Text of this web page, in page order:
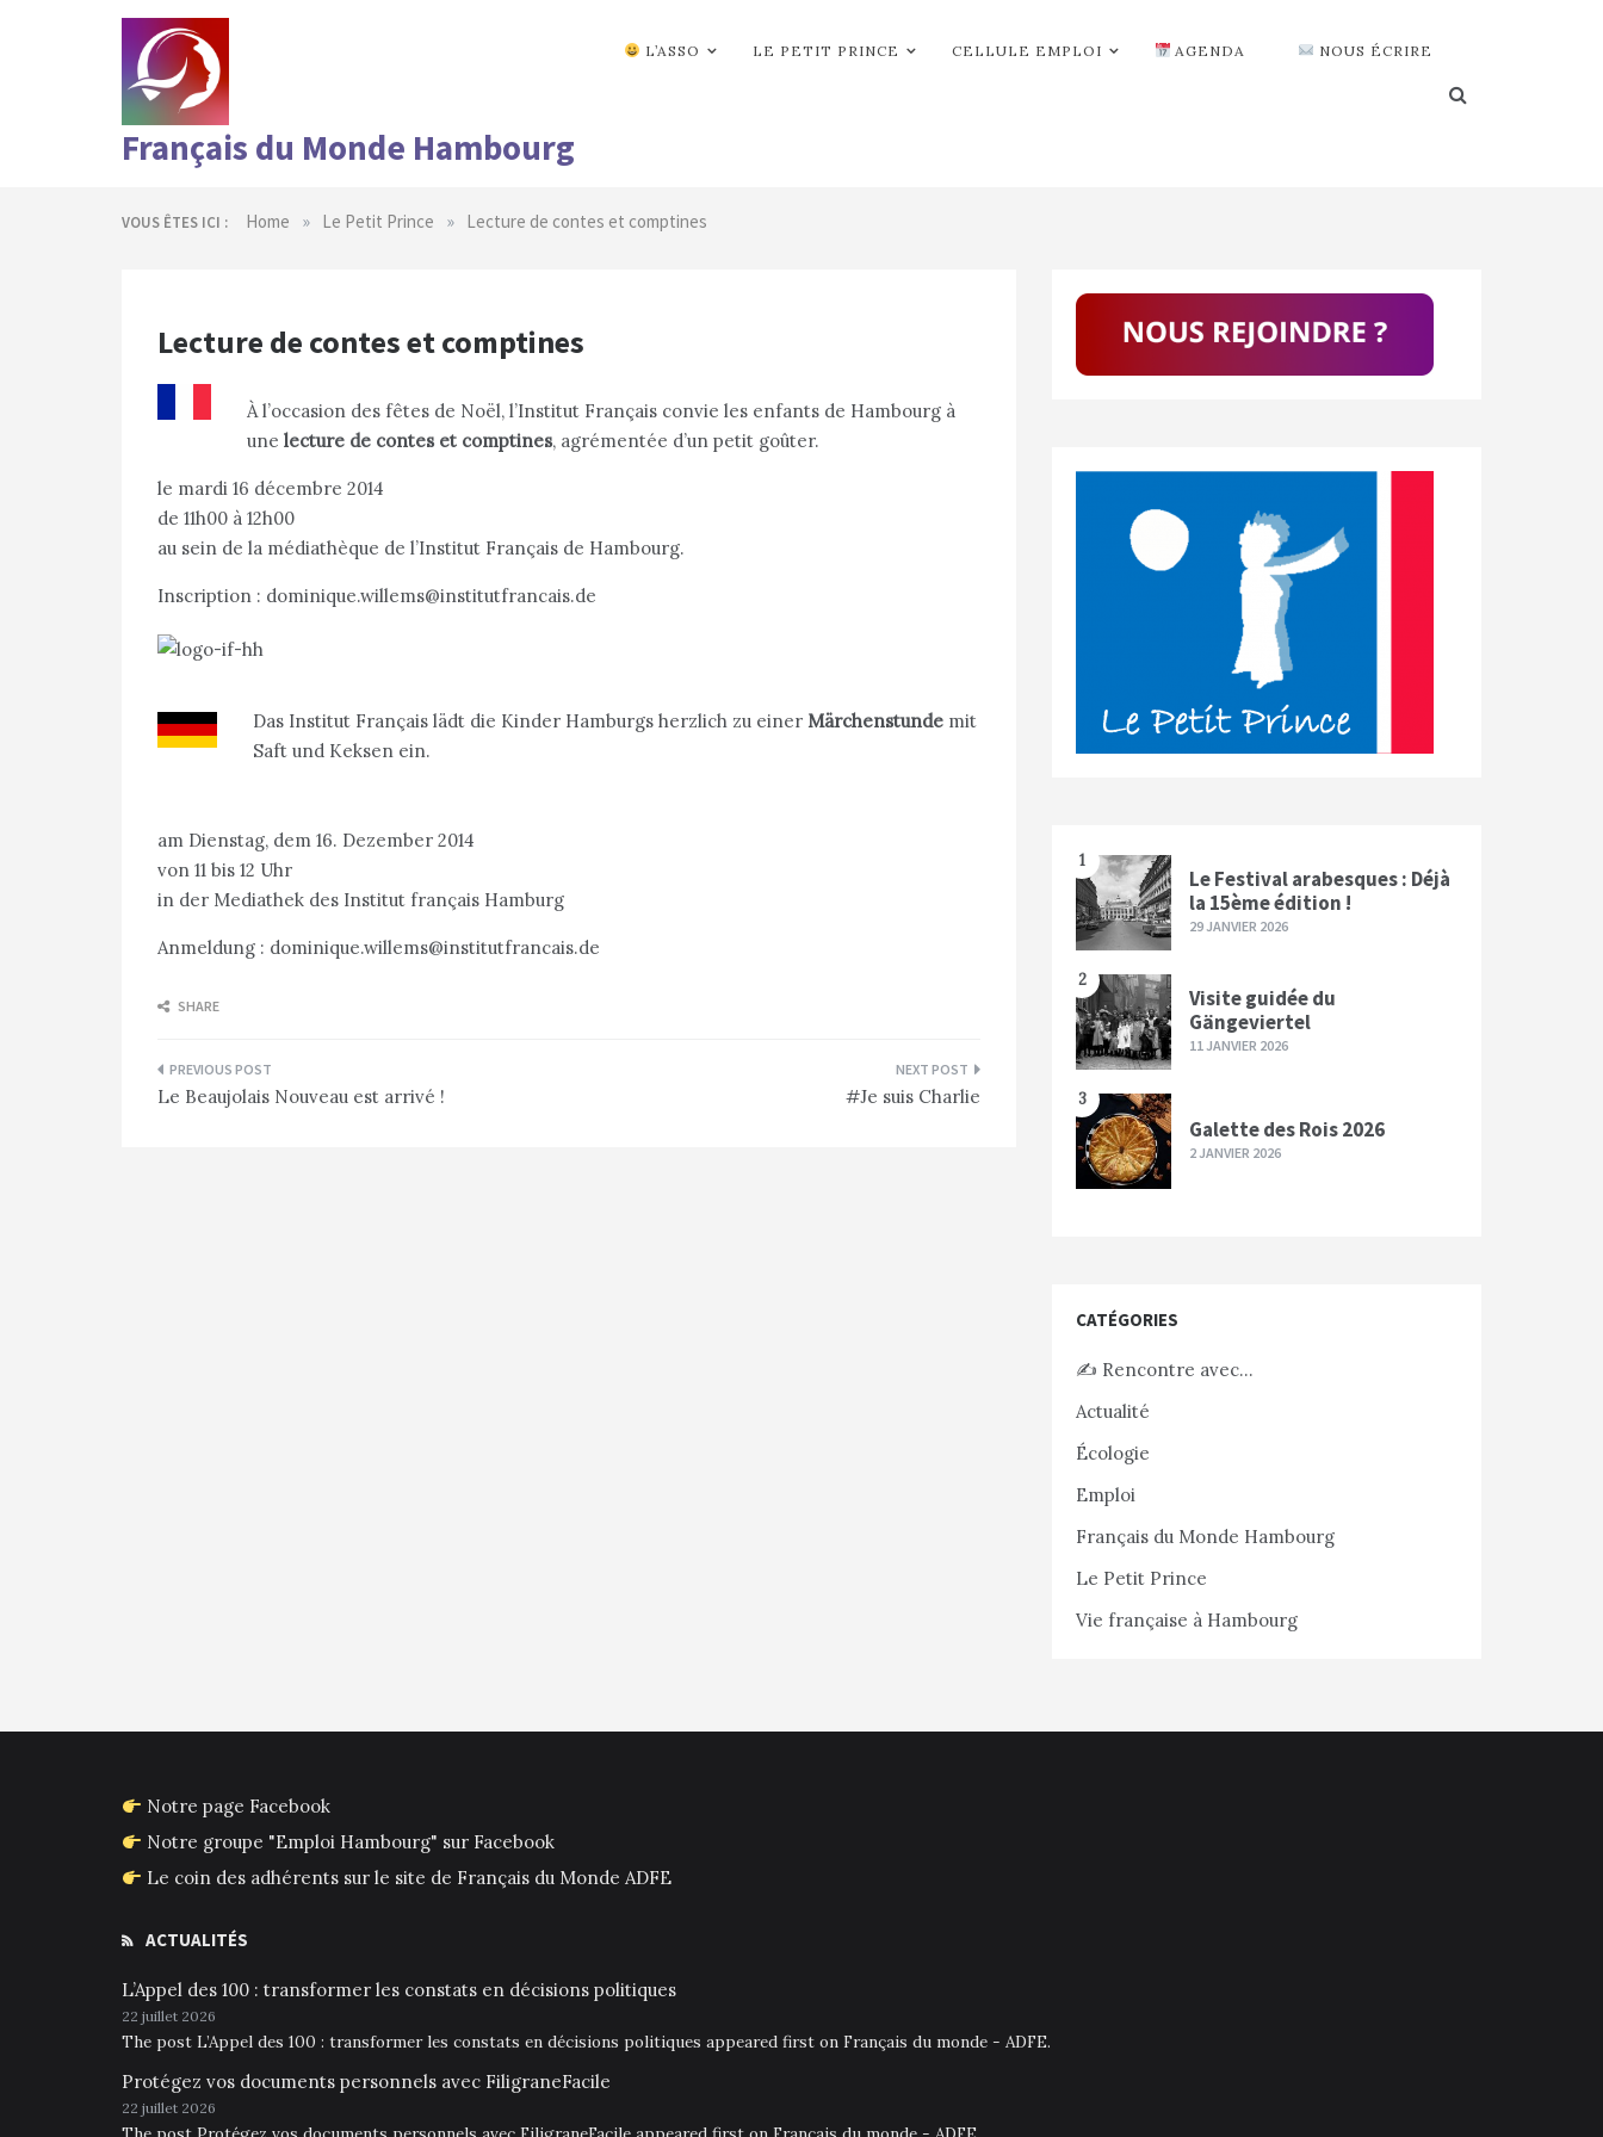
Français du Monde Hambourg
L’ASSO LE PETIT PRINCE CELLULE EMPLOI AGENDA NOUS ÉCRIRE
VOUS ÊTES ICI : Home » Le Petit Prince » Lecture de contes et comptines
Lecture de contes et comptines
À l’occasion des fêtes de Noël, l’Institut Français convie les enfants de Hambourg à
une lecture de contes et comptines, agrémentée d’un petit goûter.
le mardi 16 décembre 2014
de 11h00 à 12h00
au sein de la médiathèque de l’Institut Français de Hambourg.
Inscription : dominique.willems@institutfrancais.de
Das Institut Français lädt die Kinder Hamburgs herzlich zu einer Märchenstunde mit
Saft und Keksen ein.
am Dienstag, dem 16. Dezember 2014
von 11 bis 12 Uhr
in der Mediathek des Institut français Hamburg
Anmeldung : dominique.willems@institutfrancais.de
SHARE
Navigation
de
Le Beaujolais Nouveau est arrivé ! #Je suis Charlie
1
Le Festival arabesques : Déjà
la 15ème édition !
29 JANVIER 2026
2
Visite guidée du
Gängeviertel
11 JANVIER 2026
3
Galette des Rois 2026
2 JANVIER 2026
CATÉGORIES
✍️ Rencontre avec…
Actualité
Écologie
Emploi
Français du Monde Hambourg
Le Petit Prince
Vie française à Hambourg
Notre page Facebook
Notre groupe "Emploi Hambourg" sur Facebook
Le coin des adhérents sur le site de Français du Monde ADFE
ACTUALITÉS
L’Appel des 100 : transformer les constats en décisions politiques
22 juillet 2026
The post L’Appel des 100 : transformer les constats en décisions politiques appeared first on Français du monde - ADFE.
Protégez vos documents personnels avec FiligraneFacile
22 juillet 2026